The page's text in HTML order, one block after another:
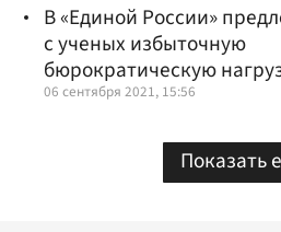
В «Единой России»
с ученых избыточную
бюрократическую
06 сентября 2021, 15:56
Показать